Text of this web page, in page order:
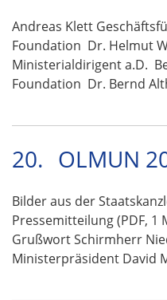
Andreas Klett
Foundation Dr. Helmut
Ministerialdirigent a.D.
Foundation Dr. Bernd
20. OLMUN
Bilder aus der
Pressemitteilung (PDF, 1
Grußwort Schirmherr
Ministerpräsident David